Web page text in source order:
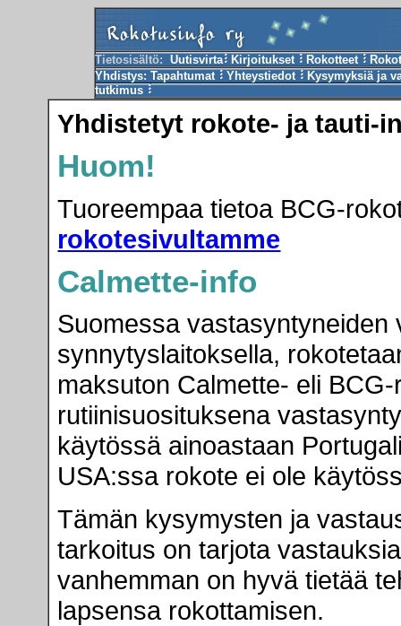
Tietosisältö:Uutisvirta Kirjoitukset Rokotteet
Yhdistys:Tapahtumat Yhteystiedot
Kysymyksiä ja
tutkimus
Yhdistetyt rokote- ja tauti-
Huom!
Tuoreempaa tietoa BCG-
rokotesivultamme
Calmette-info
Suomessa
synnytyslaitoksella,
maksuton Calmette- eli
rutiinisuosituksena
käytössä ainoastaan
USA:ssa rokote ei ole
Tämän kysymysten ja
tarkoitus on tarjota
vanhemman on hyvä tietää
lapsensa rokottamisen.